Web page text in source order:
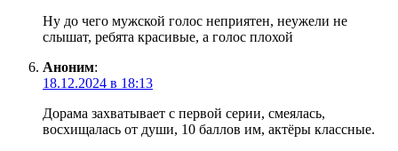
Ну до чего мужской голос неприятен, неужели не
слышат, ребята красивые, а голос плохой
Аноним:
18.12.2024 в 18:13
Дорама захватывает с первой серии, смеялась,
восхищалась от души, 10 баллов им, актёры классные.